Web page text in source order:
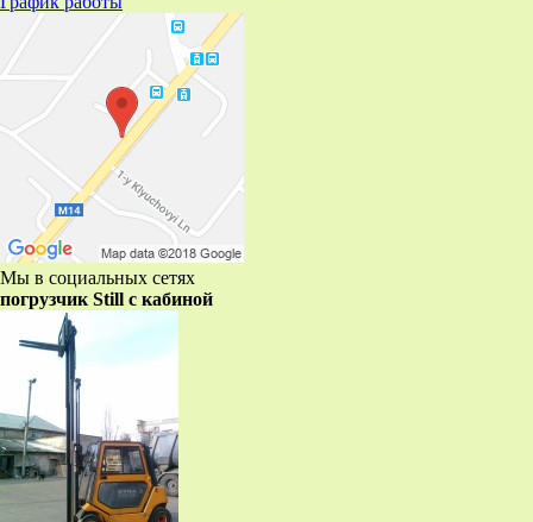
Мы в социальных сетях
погрузчик Still с кабиной